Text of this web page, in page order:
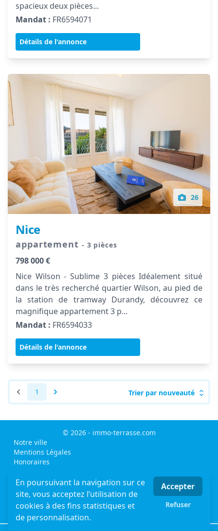
spacieux deux pièces...
Mandat : FR6594071
Détails de l'annonce
26
Nice
appartement - 3 pièces
798 000 €
Nice Wilson - Sublime 3 pièces Idéalement situé
dans le très recherché quartier Wilson, au pied de
la station de tramway Durandy, découvrez ce
magnifique appartement 3 p...
Mandat : FR6594033
Détails de l'annonce
1 Trier par nouveauté
© 2026 - immo-terrasse.com
Notre ville
Mentions Légales
Honoraires
immobilier
sitemap
Appartement nice
Maisons- Villas Nice
En poursuivant la navigation sur ce
site, vous acceptez l’utilisation de
cookies à des fins statistiques et
de personnalisation.
Accepter
Refuser